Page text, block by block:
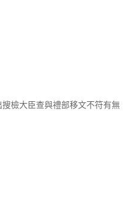
檢大臣查與禮部移文不符有無